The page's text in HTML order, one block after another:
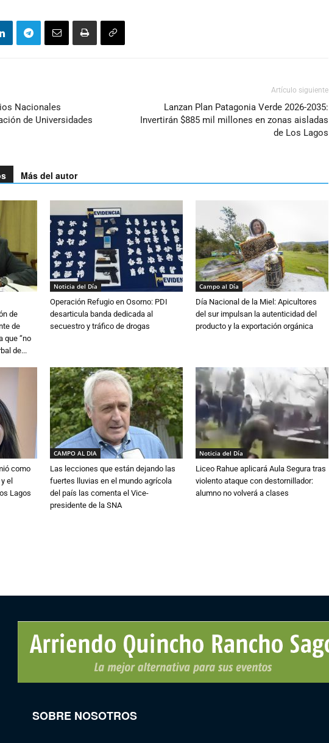
Nacionales
de Universidades
Artículo siguiente
Lanzan Plan Patagonia Verde 2026-2035:
Invertirán $885 mil millones en zonas aisladas
de Los Lagos
Más del autor
de
de
que “no
de...
Noticia del Día
Operación Refugio en Osorno: PDI
desarticula banda dedicada al
secuestro y tráfico de drogas
Campo al Día
Día Nacional de la Miel: Apicultores
del sur impulsan la autenticidad del
producto y la exportación orgánica
como
el
Lagos
CAMPO AL DIA
Las lecciones que están dejando las
fuertes lluvias en el mundo agrícola
del país las comenta el Vice-
presidente de la SNA
Noticia del Día
Liceo Rahue aplicará Aula Segura tras
violento ataque con destornillador:
alumno no volverá a clases
SOBRE NOSOTROS